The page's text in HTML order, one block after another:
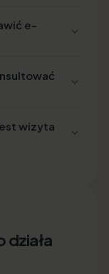
e-
wizyta
działa